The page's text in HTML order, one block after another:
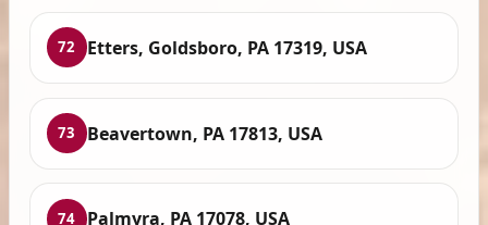
72 Etters, Goldsboro, PA 17319, USA
73 Beavertown, PA 17813, USA
74 Palmyra, PA 17078, USA